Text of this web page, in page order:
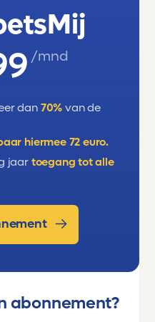
/mnd
dan 70% van de
hiermee 72 euro.
jaar toegang tot alle
abonnement?